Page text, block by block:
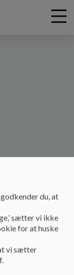
du, at
sætter vi ikke
for at huske
vi sætter